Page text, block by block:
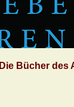
Die Bücher des